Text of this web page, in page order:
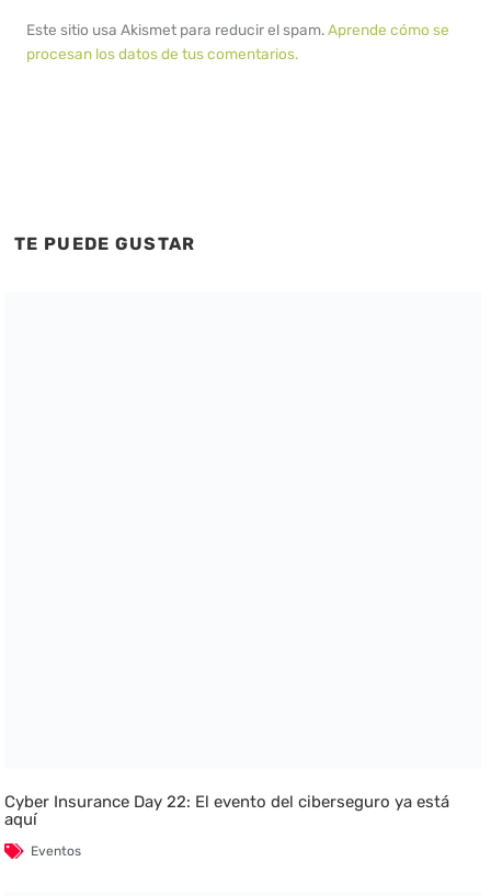
Este sitio usa Akismet para reducir el spam.Aprende cómo se
procesan los datos de tus comentarios.
TE PUEDE GUSTAR
Cyber Insurance Day 22: El evento del ciberseguro ya está
aquí
Eventos